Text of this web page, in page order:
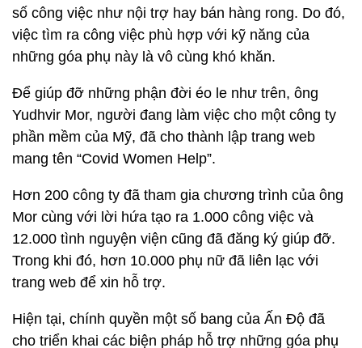
số công việc như nội trợ hay bán hàng rong. Do đó,
việc tìm ra công việc phù hợp với kỹ năng của
những góa phụ này là vô cùng khó khăn.
Để giúp đỡ những phận đời éo le như trên, ông
Yudhvir Mor, người đang làm việc cho một công ty
phần mềm của Mỹ, đã cho thành lập trang web
mang tên “Covid Women Help”.
Hơn 200 công ty đã tham gia chương trình của ông
Mor cùng với lời hứa tạo ra 1.000 công việc và
12.000 tình nguyện viện cũng đã đăng ký giúp đỡ.
Trong khi đó, hơn 10.000 phụ nữ đã liên lạc với
trang web để xin hỗ trợ.
Hiện tại, chính quyền một số bang của Ấn Độ đã
cho triển khai các biện pháp hỗ trợ những góa phụ